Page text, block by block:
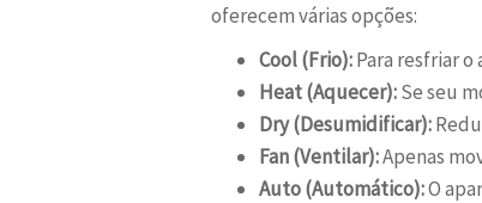
oferecem várias opções:
Cool (Frio):Para resfriar
Heat (Aquecer):Se seu
Dry (Desumidificar):
Fan (Ventilar):Apenas
Auto (Automático):O